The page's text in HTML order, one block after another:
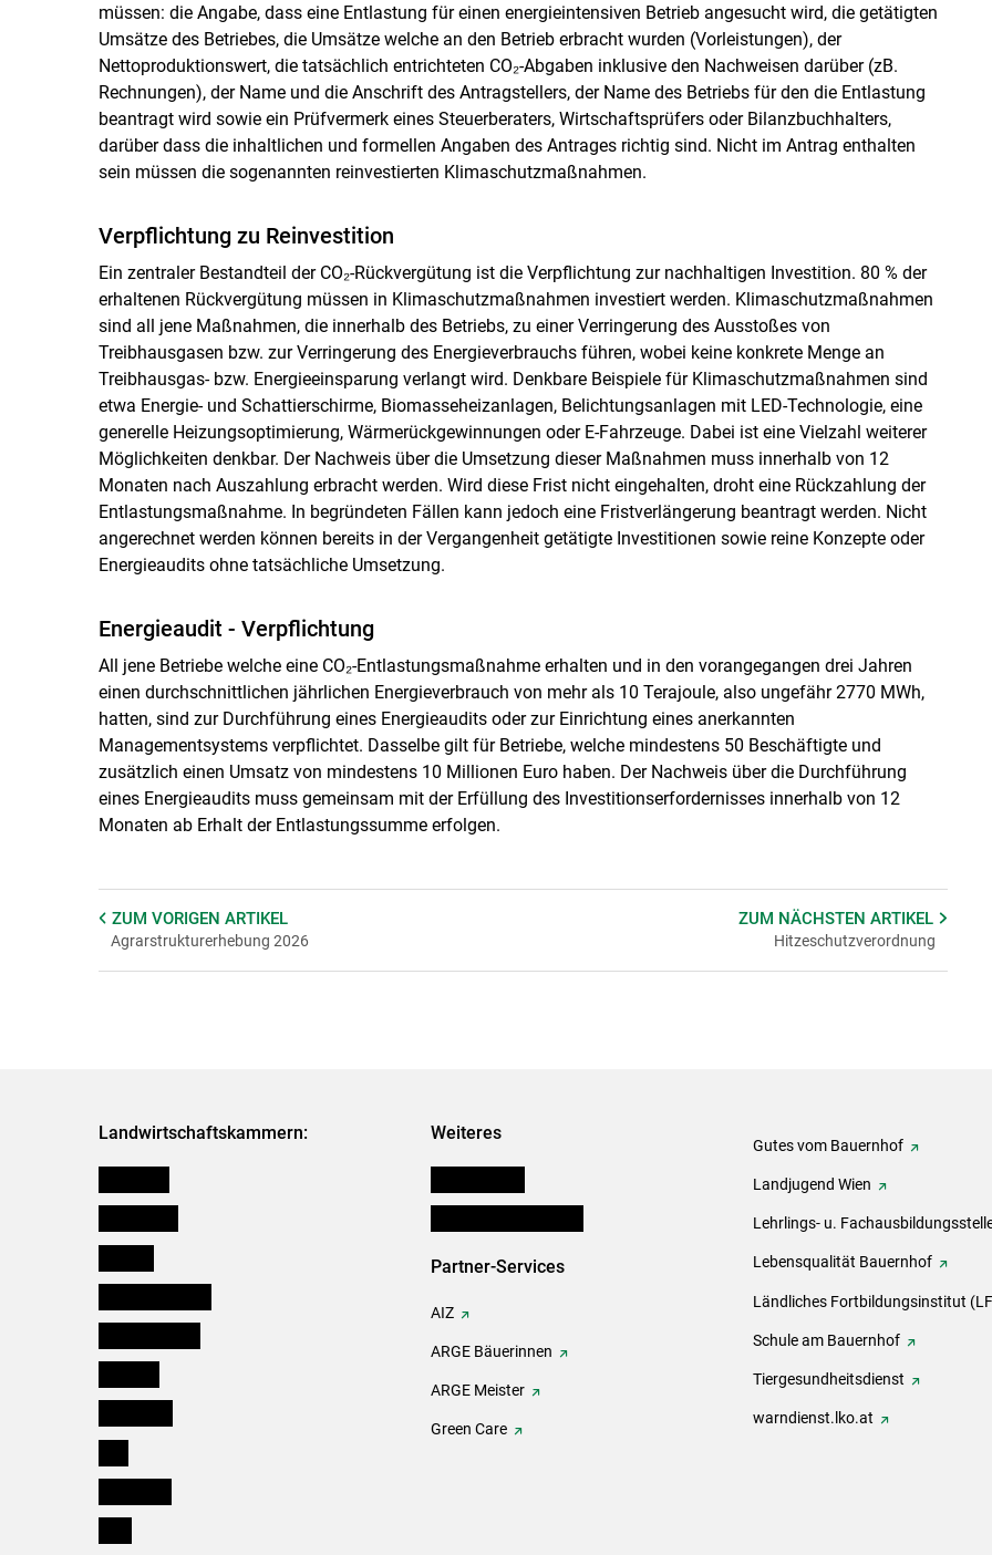
müssen: die Angabe, dass eine Entlastung für einen energieintensiven Betrieb angesucht wird, die getätigten
Umsätze des Betriebes, die Umsätze welche an den Betrieb erbracht wurden (Vorleistungen), der
Nettoproduktionswert, die tatsächlich entrichteten CO₂-Abgaben inklusive den Nachweisen darüber (zB.
Rechnungen), der Name und die Anschrift des Antragstellers, der Name des Betriebs für den die Entlastung
beantragt wird sowie ein Prüfvermerk eines Steuerberaters, Wirtschaftsprüfers oder Bilanzbuchhalters,
darüber dass die inhaltlichen und formellen Angaben des Antrages richtig sind. Nicht im Antrag enthalten
sein müssen die sogenannten reinvestierten Klimaschutzmaßnahmen.
Verpflichtung zu Reinvestition
Ein zentraler Bestandteil der CO₂-Rückvergütung ist die Verpflichtung zur nachhaltigen Investition. 80 % der
erhaltenen Rückvergütung müssen in Klimaschutzmaßnahmen investiert werden. Klimaschutzmaßnahmen
sind all jene Maßnahmen, die innerhalb des Betriebs, zu einer Verringerung des Ausstoßes von
Treibhausgasen bzw. zur Verringerung des Energieverbrauchs führen, wobei keine konkrete Menge an
Treibhausgas- bzw. Energieeinsparung verlangt wird. Denkbare Beispiele für Klimaschutzmaßnahmen sind
etwa Energie- und Schattierschirme, Biomasseheizanlagen, Belichtungsanlagen mit LED-Technologie, eine
generelle Heizungsoptimierung, Wärmerückgewinnungen oder E-Fahrzeuge. Dabei ist eine Vielzahl weiterer
Möglichkeiten denkbar. Der Nachweis über die Umsetzung dieser Maßnahmen muss innerhalb von 12
Monaten nach Auszahlung erbracht werden. Wird diese Frist nicht eingehalten, droht eine Rückzahlung der
Entlastungsmaßnahme. In begründeten Fällen kann jedoch eine Fristverlängerung beantragt werden. Nicht
angerechnet werden können bereits in der Vergangenheit getätigte Investitionen sowie reine Konzepte oder
Energieaudits ohne tatsächliche Umsetzung.
Energieaudit - Verpflichtung
All jene Betriebe welche eine CO₂-Entlastungsmaßnahme erhalten und in den vorangegangen drei Jahren
einen durchschnittlichen jährlichen Energieverbrauch von mehr als 10 Terajoule, also ungefähr 2770 MWh,
hatten, sind zur Durchführung eines Energieaudits oder zur Einrichtung eines anerkannten
Managementsystems verpflichtet. Dasselbe gilt für Betriebe, welche mindestens 50 Beschäftigte und
zusätzlich einen Umsatz von mindestens 10 Millionen Euro haben. Der Nachweis über die Durchführung
eines Energieaudits muss gemeinsam mit der Erfüllung des Investitionserfordernisses innerhalb von 12
Monaten ab Erhalt der Entlastungssumme erfolgen.
ZUM VORIGEN ARTIKEL
Agrarstrukturerhebung 2026
ZUM NÄCHSTENARTIKEL
Hitzeschutzverordnung
Landwirtschaftskammern: Weiteres
Partner-Services
AIZ
ARGE Bäuerinnen
ARGE Meister
Green Care
Gutes vom Bauernhof
Landjugend Wien
Lehrlings- u.
Lebensqualität Bauernhof
Ländliches Fortbildungsinstitut
Schule am Bauernhof
Tiergesundheitsdienst
warndienst.lko.at